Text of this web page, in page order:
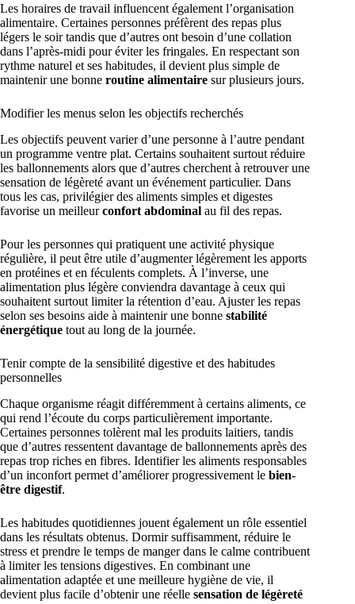
Les horaires de travail influencent également l’organisation
alimentaire. Certaines personnes préfèrent des repas plus
légers le soir tandis que d’autres ont besoin d’une collation
dans l’après-midi pour éviter les fringales. En respectant son
rythme naturel et ses habitudes, il devient plus simple de
maintenir une bonne routine alimentaire sur plusieurs jours.
Modifier les menus selon les objectifs recherchés
Les objectifs peuvent varier d’une personne à l’autre pendant
un programme ventre plat. Certains souhaitent surtout réduire
les ballonnements alors que d’autres cherchent à retrouver une
sensation de légèreté avant un événement particulier. Dans
tous les cas, privilégier des aliments simples et digestes
favorise un meilleurconfort abdominal au fil des repas.
Pour les personnes qui pratiquent une activité physique
régulière, il peut être utile d’augmenter légèrement les apports
en protéines et en féculents complets. À l’inverse, une
alimentation plus légère conviendra davantage à ceux qui
souhaitent surtout limiter la rétention d’eau. Ajuster les repas
selon ses besoins aide à maintenir une bonne stabilité
énergétique tout au long de la journée.
Tenir compte de la sensibilité digestive et des habitudes
personnelles
Chaque organisme réagit différemment à certains aliments, ce
qui rend l’écoute du corps particulièrement importante.
Certaines personnes tolèrent mal les produits laitiers, tandis
que d’autres ressentent davantage de ballonnements après des
repas trop riches en fibres. Identifier les aliments responsables
d’un inconfort permet d’améliorer progressivement le bien-
être digestif.
Les habitudes quotidiennes jouent également un rôle essentiel
dans les résultats obtenus. Dormir suffisamment, réduire le
stress et prendre le temps de manger dans le calme contribuent
à limiter les tensions digestives. En combinant une
alimentation adaptée et une meilleure hygiène de vie, il
devient plus facile d’obtenir une réelle sensation de légèreté